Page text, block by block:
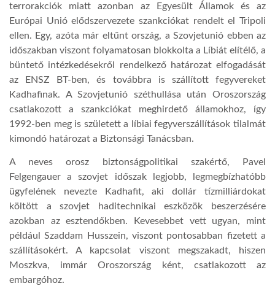
terrorakciók miatt azonban az Egyesült Államok és az
Európai Unió elődszervezete szankciókat rendelt el Tripoli
ellen. Egy, azóta már eltűnt ország, a Szovjetunió ebben az
időszakban viszont folyamatosan blokkolta a Líbiát elítélő, a
büntető intézkedésekről rendelkező határozat elfogadását
az ENSZ BT-ben, és továbbra is szállított fegyvereket
Kadhafinak. A Szovjetunió széthullása után Oroszország
csatlakozott a szankciókat meghirdető államokhoz, így
1992-ben meg is született a líbiai fegyverszállítások tilalmát
kimondó határozat a Biztonsági Tanácsban.
A neves orosz biztonságpolitikai szakértő, Pavel
Felgengauer a szovjet időszak legjobb, legmegbízhatóbb
ügyfelének nevezte Kadhafit, aki dollár tízmilliárdokat
költött a szovjet haditechnikai eszközök beszerzésére
azokban az esztendőkben. Kevesebbet vett ugyan, mint
például Szaddam Husszein, viszont pontosabban fizetett a
szállításokért. A kapcsolat viszont megszakadt, hiszen
Moszkva, immár Oroszország ként, csatlakozott az
embargóhoz.